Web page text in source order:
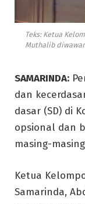
Teks: Ketua
Muthalib
SAMARINDA:
dan
dasar (SD) di
opsional dan
masing-
Ketua
Samarinda,